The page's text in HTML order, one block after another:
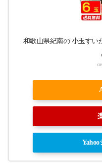
和歌山県紀南の 小玉すい